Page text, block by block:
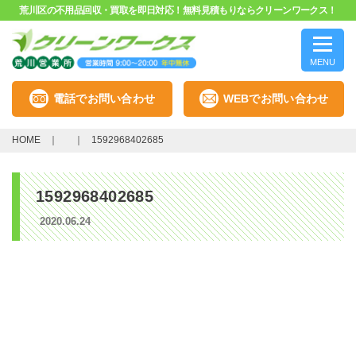
荒川区の不用品回収・買取を即日対応！無料見積もりならクリーンワークス！
MENU
電話でお問い合わせ WEBでお問い合わせ
HOME 1592968402685
1592968402685
2020.06.24